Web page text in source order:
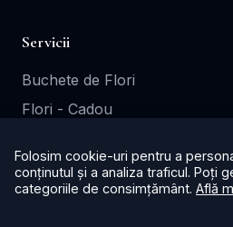
Servicii
Buchete de Flori
Flori - Cadou
Coroane - Jerbe
Cutii Cadou
Folosim cookie-uri pentru a
conținutul și a analiza traficul. Poți
categoriile de consimțământ. Află